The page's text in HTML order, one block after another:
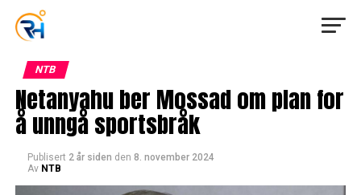
NTB
Netanyahu ber Mossad om plan for
å unngå sportsbråk
Publisert 2 år siden den 8. november 2024
Av NTB